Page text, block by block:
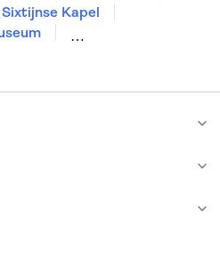
Sixtijnse Kapel
ARTIS